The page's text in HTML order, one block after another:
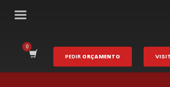
PEDIR ORÇAMENTO